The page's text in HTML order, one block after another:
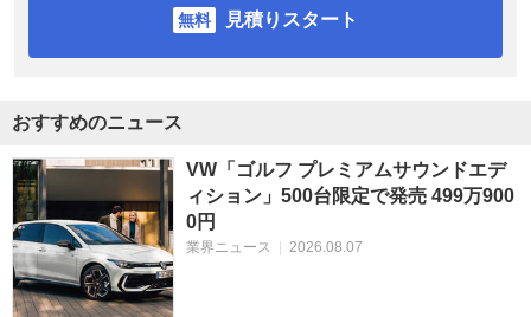
見積りスタート
おすすめのニュース
VW「ゴルフ プレミアムサウンドエデ
ィション」500台限定で発売 499万900
0円
業界ニュース 2026.08.07